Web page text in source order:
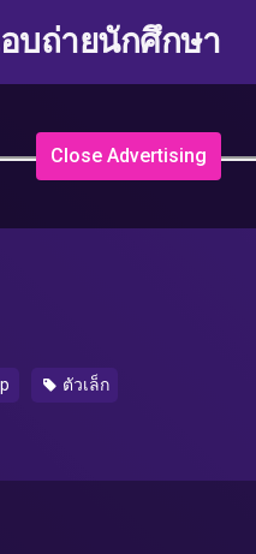
บถ่ายนักศึกษา
Close Advertising
ตัวเล็ก